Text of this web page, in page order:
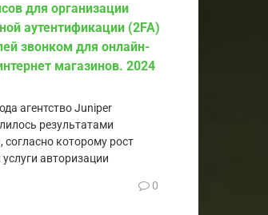
для организации
аутентификации (2FA)
звонком для онлайн-
магазинов. 2024
агентство Juniper
результатами
согласно которому рост
авторизации
0